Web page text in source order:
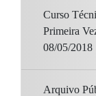
Curso
Primeira
08/05/2018
Arquivo